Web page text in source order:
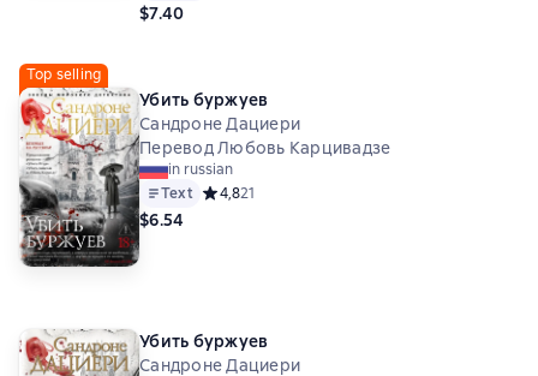
$7.40
Top selling
Убить буржуев
Сандроне Дациери
Перевод Любовь Карцивадзе
in russian
Text Средний рейтинг 4,8 на основе 21 оценок
4,821
$6.54
Убить буржуев
Сандроне Дациери